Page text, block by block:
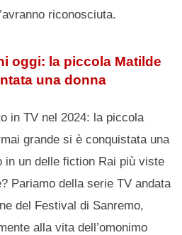
riconosciuta.
oggi: la piccola Matilde
una donna
in TV nel 2024: la piccola
grande si è conquistata una
in un delle fiction Rai più viste
Pariamo della serie TV andata
del Festival di Sanremo,
alla vita dell’omonimo